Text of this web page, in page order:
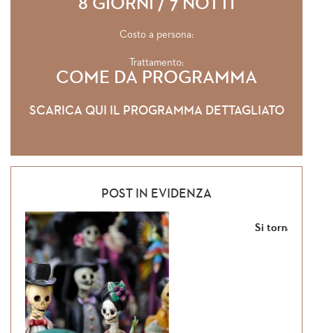
8 GIORNI / 7 NOTTI
Costo a persona:
Trattamento:
COME DA PROGRAMMA
SCARICA QUI IL PROGRAMMA DETTAGLIATO
POST IN EVIDENZA